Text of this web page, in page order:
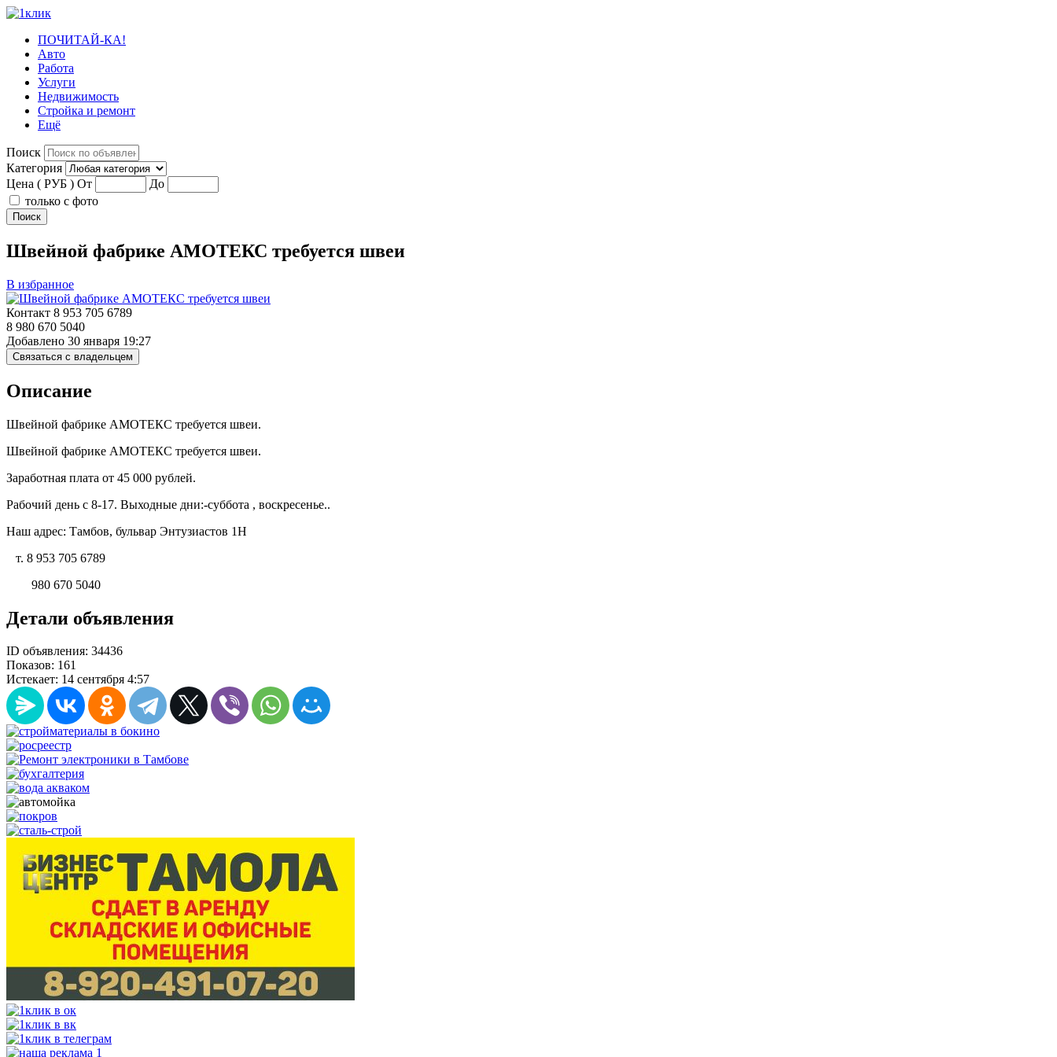
ПОЧИТАЙ-КА!
Авто
Работа
Услуги
Недвижимость
Стройка и ремонт
Ещё
Поиск
Категория
Цена ( РУБ ) От
До
только с фото
Поиск
Швейной фабрике АМОТЕКС требуется швеи
В избранное
Контакт 8 953 705 6789
8 980 670 5040
Добавлено 30 января 19:27
Связаться с владельцем
Описание
Швейной фабрике АМОТЕКС требуется швеи.
Швейной фабрике АМОТЕКС требуется швеи.
Заработная плата от 45 000 рублей.
Рабочий день с 8-17. Выходные дни:-суббота , воскресенье..
Наш адрес: Тамбов, бульвар Энтузиастов 1Н
т. 8 953 705 6789
980 670 5040
Детали объявления
ID объявления: 34436
Показов: 161
Истекает: 14 сентября 4:57